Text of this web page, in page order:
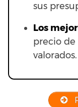
sus
Los
precio de
valorados.